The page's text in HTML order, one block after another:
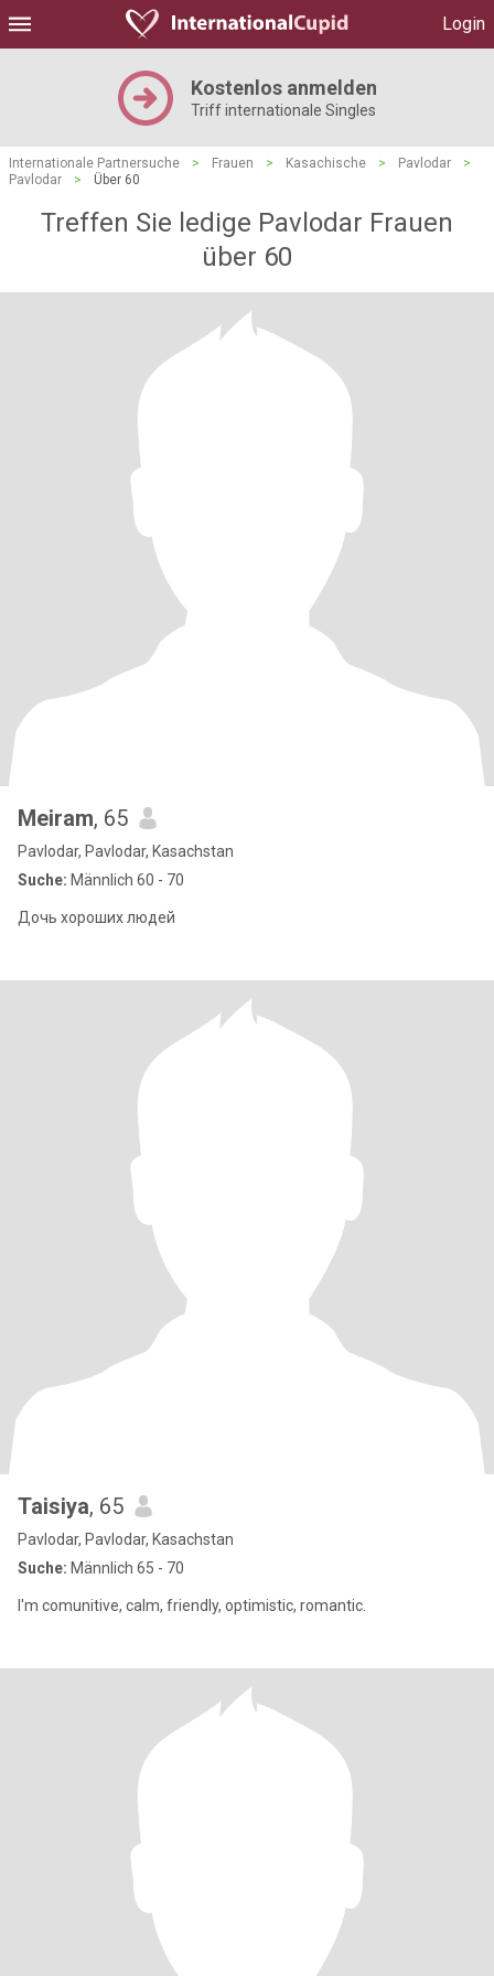
Login
Kostenlos anmelden
Triff internationale Singles
Internationale Partnersuche > Frauen > Kasachische > Pavlodar
>
Pavlodar
> Über 60
Treffen Sie ledige Pavlodar Frauen
über 60
Meiram, 65
Pavlodar, Pavlodar, Kasachstan
Suche: Männlich 60 - 70
Дочь хороших людей
Taisiya, 65
Pavlodar, Pavlodar, Kasachstan
Suche: Männlich 65 - 70
I'm comunitive, calm, friendly, optimistic, romantic.